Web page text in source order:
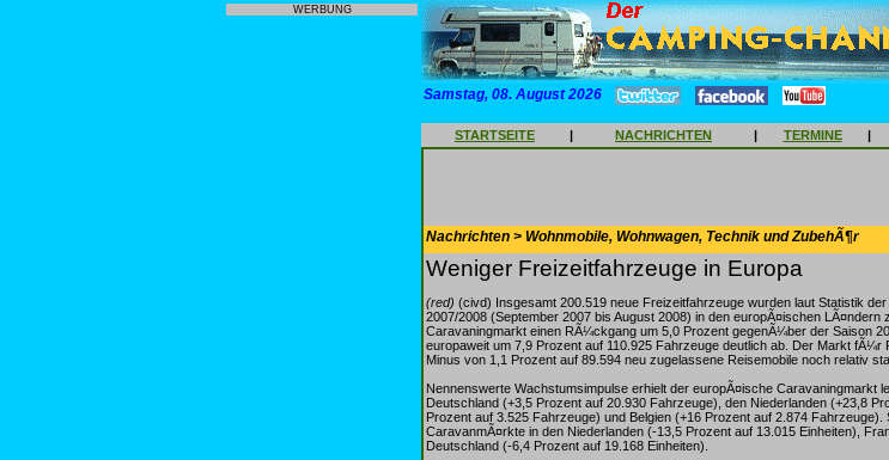
WERBUNG
Samstag, 08. August 2026
STARTSEITE | NACHRICHTEN | TERMINE |
Nachrichten > Wohnmobile, Wohnwagen, Technik und ZubehÃ¶r
Weniger Freizeitfahrzeuge in Europa
(red) (civd) Insgesamt 200.519 neue Freizeitfahrzeuge wurden laut Statistik
2007/2008 (September 2007 bis August 2008) in den europÃ¤ischen
Caravaningmarkt einen RÃ¼ckgang um 5,0 Prozent gegenÃ¼ber der Saison
europaweit um 7,9 Prozent auf 110.925 Fahrzeuge deutlich ab. Der Markt fÃ¼r
Minus von 1,1 Prozent auf 89.594 neu zugelassene Reisemobile noch relativ
Nennenswerte Wachstumsimpulse erhielt der europÃ¤ische Caravaningmarkt
Deutschland (+3,5 Prozent auf 20.930 Fahrzeuge), den Niederlanden (+23,8
Prozent auf 3.525 Fahrzeuge) und Belgien (+16 Prozent auf 2.874
CaravanmÃ¤rkte in den Niederlanden (-13,5 Prozent auf 13.015 Einheiten),
Deutschland (-6,4 Prozent auf 19.168 Einheiten).